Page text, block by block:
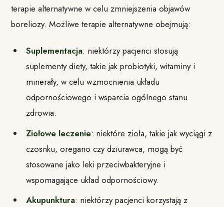
terapie alternatywne w celu zmniejszenia objawów
boreliozy. Możliwe terapie alternatywne obejmują:
Suplementacja: niektórzy pacjenci stosują
suplementy diety, takie jak probiotyki, witaminy i
minerały, w celu wzmocnienia układu
odpornościowego i wsparcia ogólnego stanu
zdrowia.
Ziołowe leczenie: niektóre zioła, takie jak wyciągi z
czosnku, oregano czy dziurawca, mogą być
stosowane jako leki przeciwbakteryjne i
wspomagające układ odpornościowy.
Akupunktura: niektórzy pacjenci korzystają z